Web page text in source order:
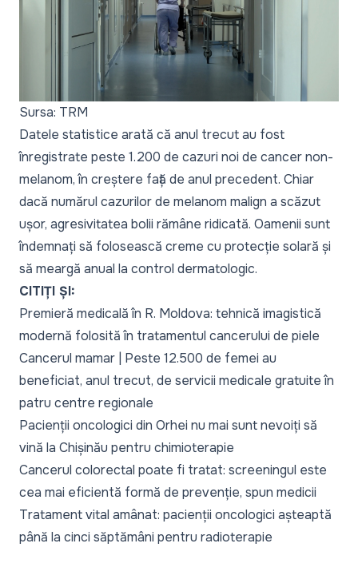
Sursa: TRM
Datele statistice arată că anul trecut au fost
înregistrate peste 1.200 de cazuri noi de cancer non-
melanom, în creștere față de anul precedent. Chiar
dacă numărul cazurilor de melanom malign a scăzut
ușor, agresivitatea bolii rămâne ridicată. Oamenii sunt
îndemnați să folosească creme cu protecție solară și
să meargă anual la control dermatologic.
CITIȚI ȘI:
Premieră medicală în R. Moldova: tehnică imagistică
modernă folosită în tratamentul cancerului de piele
Cancerul mamar | Peste 12.500 de femei au
beneficiat, anul trecut, de servicii medicale gratuite în
patru centre regionale
Pacienții oncologici din Orhei nu mai sunt nevoiți să
vină la Chișinău pentru chimioterapie
Cancerul colorectal poate fi tratat: screeningul este
cea mai eficientă formă de prevenție, spun medicii
Tratament vital amânat: pacienții oncologici așteaptă
până la cinci săptămâni pentru radioterapie